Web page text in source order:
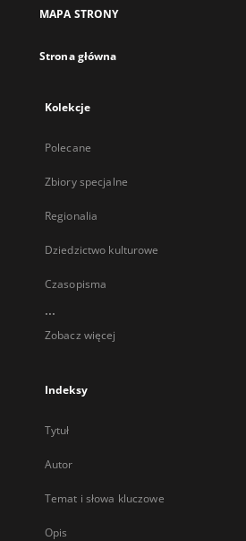
MAPA STRONY
Strona główna
Kolekcje
Polecane
Zbiory specjalne
Regionalia
Dziedzictwo kulturowe
Czasopisma
...
Zobacz więcej
Indeksy
Tytuł
Autor
Temat i słowa kluczowe
Opis